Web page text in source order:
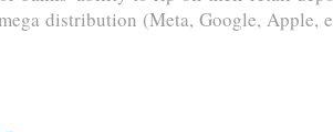
distribution (Meta, Google, Apple,